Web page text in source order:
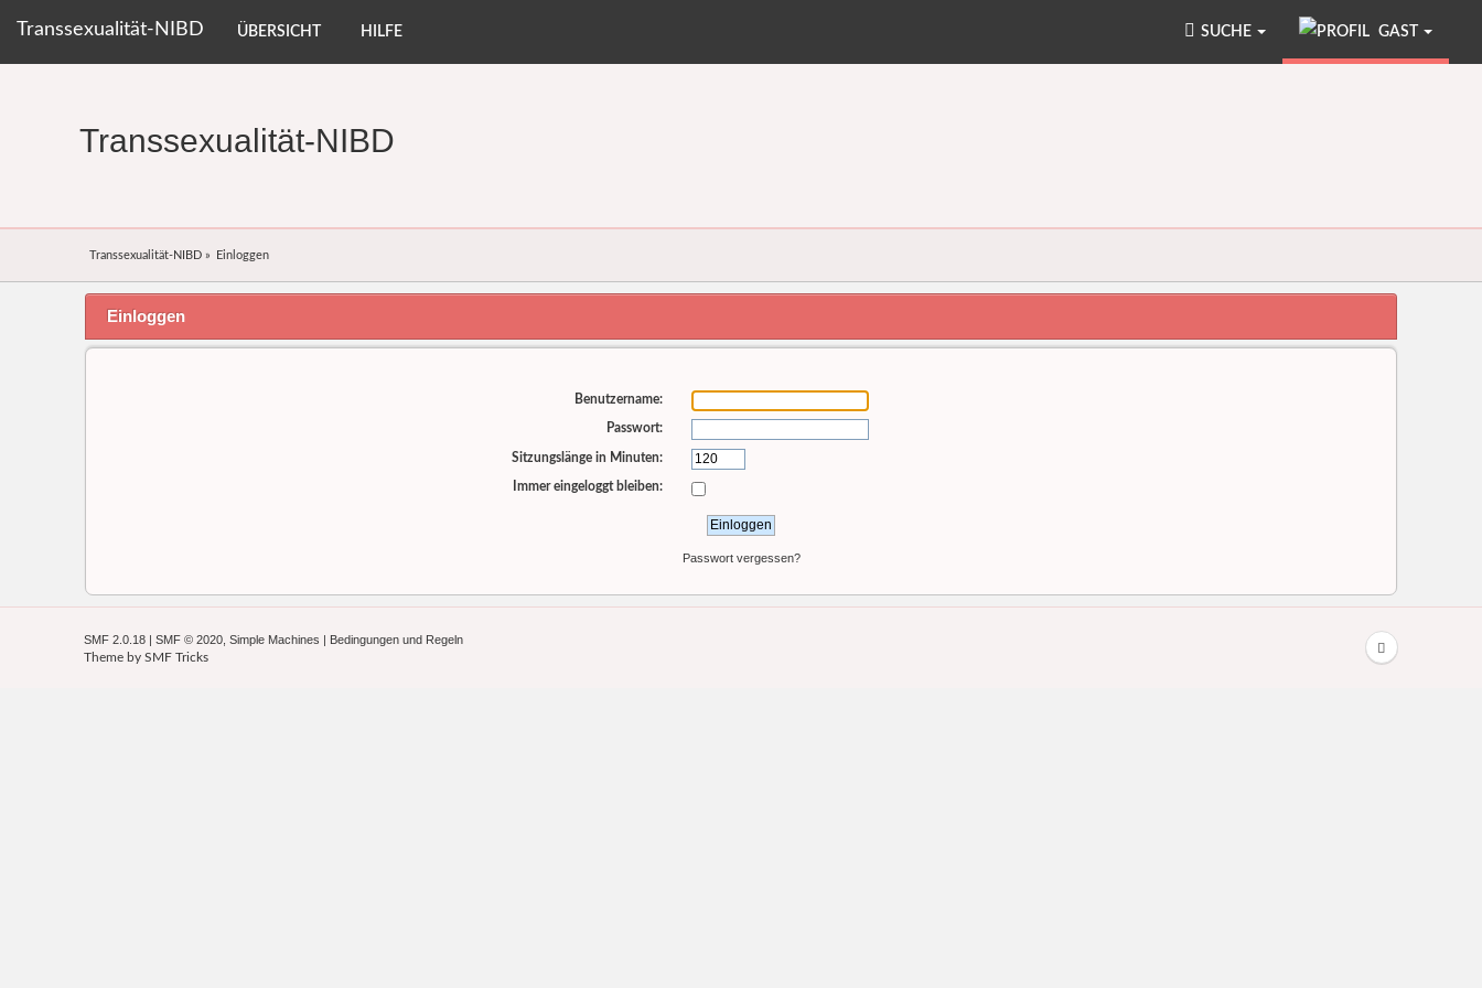
Transsexualität-NIBD ÜBERSICHT HILFE GAST
SUCHE
Transsexualität-NIBD
Transsexualität-NIBD» Einloggen
Einloggen
Benutzername:
Passwort:
Sitzungslänge in Minuten:
Immer eingeloggt bleiben:
Passwort vergessen?
SMF 2.0.18 |SMF © 2020 ,Simple Machines
Bedingungen und Regeln
Theme bySMF Tricks